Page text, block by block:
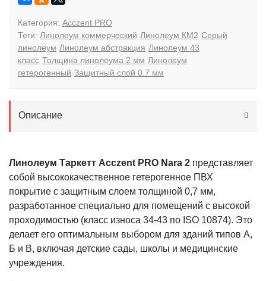
Категория: Acczent PRO
Теги: Линолеум коммерческий Линолеум КМ2 Серый
линолеум Линолеум абстракция Линолеум 43
класс Толщина линолеума 2 мм Линолеум
гетерогенный Защитный слой 0.7 мм
Описание
Линолеум Таркетт Acczent PRO Nara 2 представляет
собой высококачественное гетерогенное ПВХ
покрытие с защитным слоем толщиной 0,7 мм,
разработанное специально для помещений с высокой
проходимостью (класс износа 34-43 по ISO 10874). Это
делает его оптимальным выбором для зданий типов А,
Б и В, включая детские сады, школы и медицинские
учреждения.